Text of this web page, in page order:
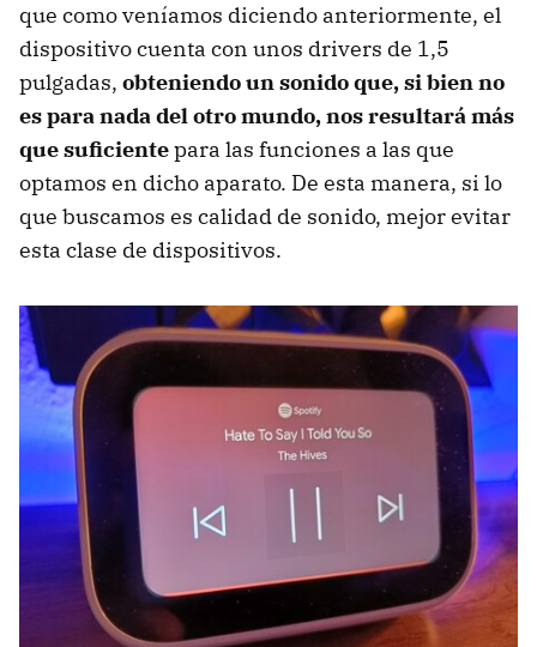
que como veníamos diciendo anteriormente, el
dispositivo cuenta con unos drivers de 1,5
pulgadas, obteniendo un sonido que, si bien no
es para nada del otro mundo, nos resultará más
que suficientepara las funciones a las que
optamos en dicho aparato. De esta manera, si lo
que buscamos es calidad de sonido, mejor evitar
esta clase de dispositivos.